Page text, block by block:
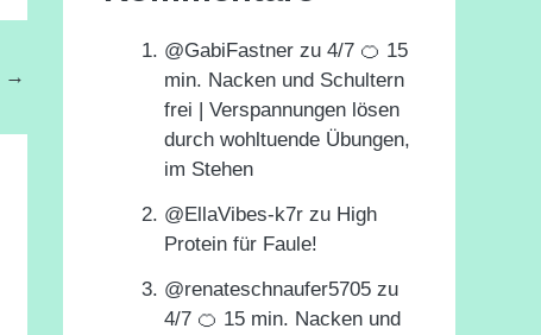
→
@GabiFastner zu 4/7 🍊 15
min. Nacken und Schultern
frei | Verspannungen lösen
durch wohltuende Übungen,
im Stehen
@EllaVibes-k7r zu High
Protein für Faule!
@renateschnaufer5705 zu
4/7 🍊 15 min. Nacken und